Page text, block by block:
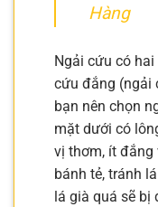
Hàng
Ngải cứu có
cứu đắng (ngải
bạn nên chọn
mặt dưới có
vị thơm, ít đắng
bánh tẻ, tránh
lá già quá sẽ bị